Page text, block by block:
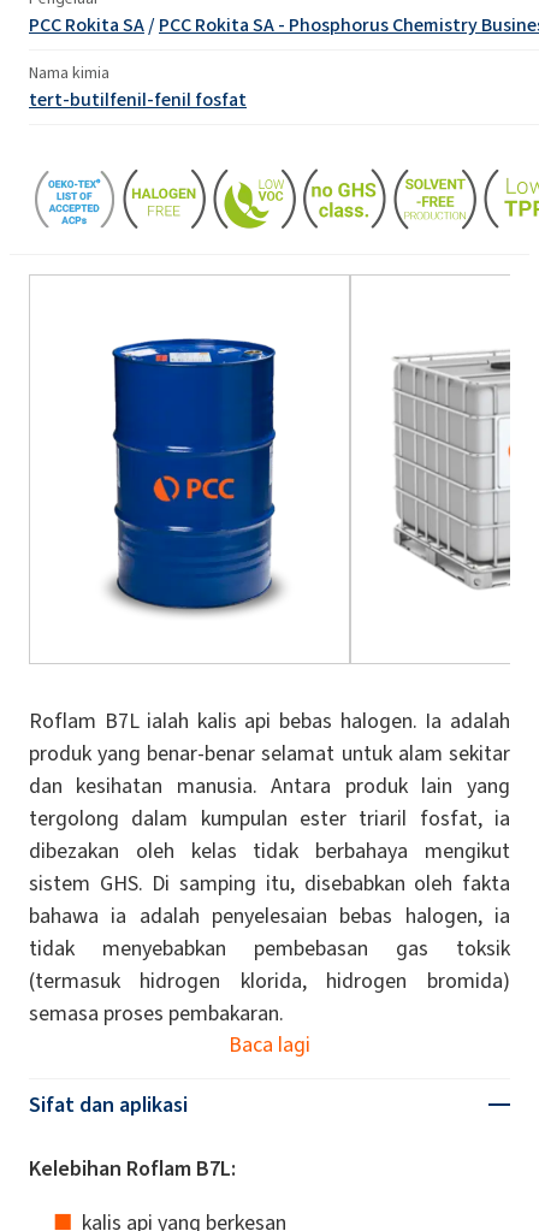
PCC Rokita SA/PCC Rokita SA - Phosphorus Chemistry
Nama kimia
tert-butilfenil-fenil fosfat
Roflam B7L ialah kalis api bebas halogen. Ia adalah
produk yang benar-benar selamat untuk alam sekitar
dan kesihatan manusia. Antara produk lain yang
tergolong dalam kumpulan ester triaril fosfat, ia
dibezakan oleh kelas tidak berbahaya mengikut
sistem GHS. Di samping itu, disebabkan oleh fakta
bahawa ia adalah penyelesaian bebas halogen, ia
tidak menyebabkan pembebasan gas toksik
(termasuk hidrogen klorida, hidrogen bromida)
semasa proses pembakaran.
Baca lagi
Sifat dan aplikasi
Kelebihan Roflam B7L:
kalis api yang berkesan